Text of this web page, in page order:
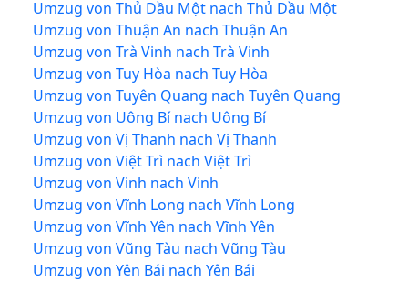
Umzug von Thủ Dầu Một nach Thủ Dầu Một
Umzug von Thuận An nach Thuận An
Umzug von Trà Vinh nach Trà Vinh
Umzug von Tuy Hòa nach Tuy Hòa
Umzug von Tuyên Quang nach Tuyên Quang
Umzug von Uông Bí nach Uông Bí
Umzug von Vị Thanh nach Vị Thanh
Umzug von Việt Trì nach Việt Trì
Umzug von Vinh nach Vinh
Umzug von Vĩnh Long nach Vĩnh Long
Umzug von Vĩnh Yên nach Vĩnh Yên
Umzug von Vũng Tàu nach Vũng Tàu
Umzug von Yên Bái nach Yên Bái